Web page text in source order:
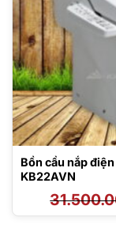
Bồn cầu nắp
KB22AVN